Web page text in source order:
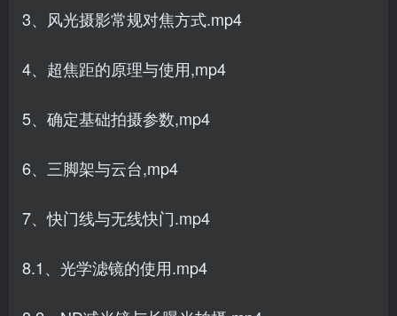
3、风光摄影常规对焦方式.mp4
4、超焦距的原理与使用,mp4
5、确定基础拍摄参数,mp4
6、三脚架与云台,mp4
7、快门线与无线快门.mp4
8.1、光学滤镜的使用.mp4